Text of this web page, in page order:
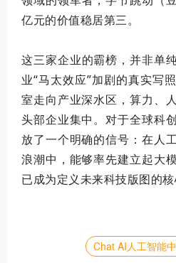
亿元的价值稳居第三。
这三家企业的霸榜，并非单
业“马太效应”加剧的真实写
室走向产业深水区，算力、
头部企业集中。对于全球科
放了一个明确的信号：在人
浪潮中，能够率先建立起大
已成为定义未来科技版图的核
Chat AI人工智能